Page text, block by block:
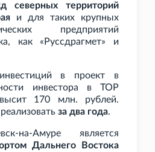
северных территорий
и для таких крупных
предприятий
как «Руссдрагмет» и
в проект в
инвестора в ТОР
170
млн. рублей.
за два года.
на-Амуре является
Дальнего Востока